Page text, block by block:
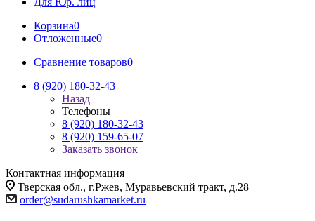
Корзина0
Отложенные0
Сравнение товаров0
8 (920) 180-32-43
Назад
Телефоны
8 (920) 180-32-43
8 (920) 159-65-07
Заказать звонок
Контактная информация
Тверская обл., г.Ржев, Муравьевский тракт, д.28
order@sudarushkamarket.ru